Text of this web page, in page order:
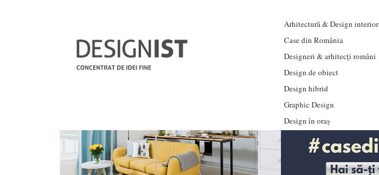
Arhitectură & Design interior
Case din România
Designeri & arhitecți români
Design de obiect
Design hibrid
Graphic Design
Design în oraș